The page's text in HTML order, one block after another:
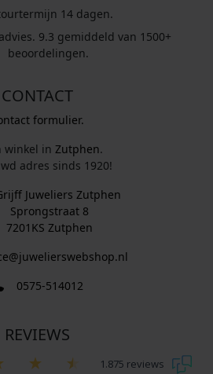
14 dagen.
9.3 gemiddeld van 1500+
beoordelingen.
CONTACT
formulier.
winkel in Zutphen.
adres sinds 1920!
Juweliers Zutphen
Sprongstraat 8
7201KS Zutphen
0575-514012
REVIEWS
1.875 reviews